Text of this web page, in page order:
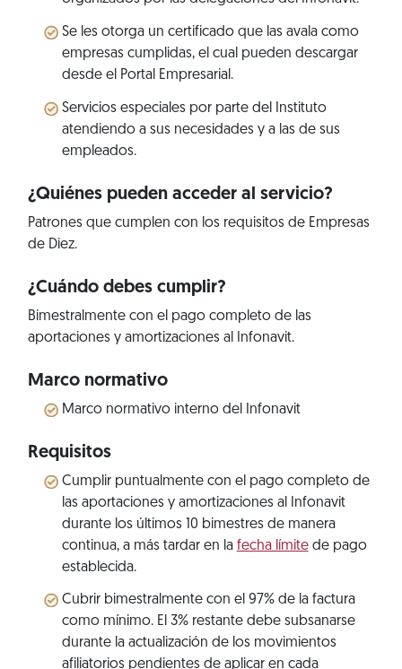
Se les otorga un certificado que las avala como
empresas cumplidas, el cual pueden descargar
desde el Portal Empresarial.
Servicios especiales por parte del Instituto
atendiendo a sus necesidades y a las de sus
empleados.
¿Quiénes pueden acceder al servicio?
Patrones que cumplen con los requisitos de Empresas
de Diez.
¿Cuándo debes cumplir?
Bimestralmente con el pago completo de las
aportaciones y amortizaciones al Infonavit.
Marco normativo
Marco normativo interno del Infonavit
Requisitos
Cumplir puntualmente con el pago completo de
las aportaciones y amortizaciones al Infonavit
durante los últimos 10 bimestres de manera
continua, a más tardar en la fecha límitede pago
establecida.
Cubrir bimestralmente con el 97% de la factura
como mínimo. El 3% restante debe subsanarse
durante la actualización de los movimientos
afiliatorios pendientes de aplicar en cada